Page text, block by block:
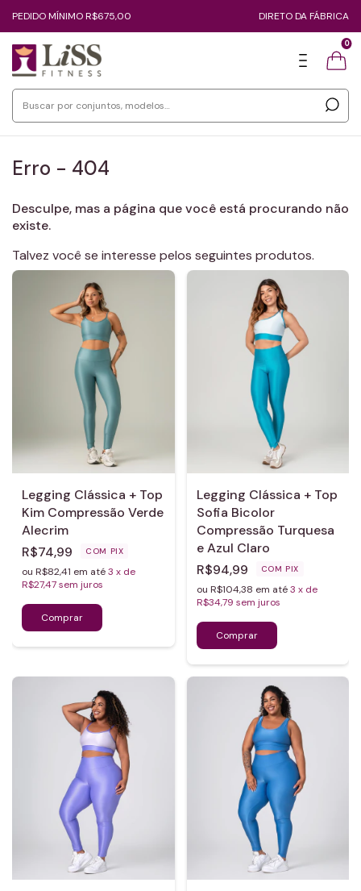
PEDIDO MÍNIMO R$675,00 DIRETO DA FÁBRICA
0
Erro - 404
Desculpe, mas a página que você está procurando não
existe.
Talvez você se interesse pelos seguintes produtos.
Legging Clássica + Top
Kim Compressão Verde
Alecrim
R$74,99
COM PIX
ou R$82,41 em até3 x de
R$27,47sem juros
Legging Clássica + Top
Sofia Bicolor
Compressão Turquesa
e Azul Claro
R$94,99
COM PIX
ou R$104,38 em até3 x de
R$34,79 sem juros